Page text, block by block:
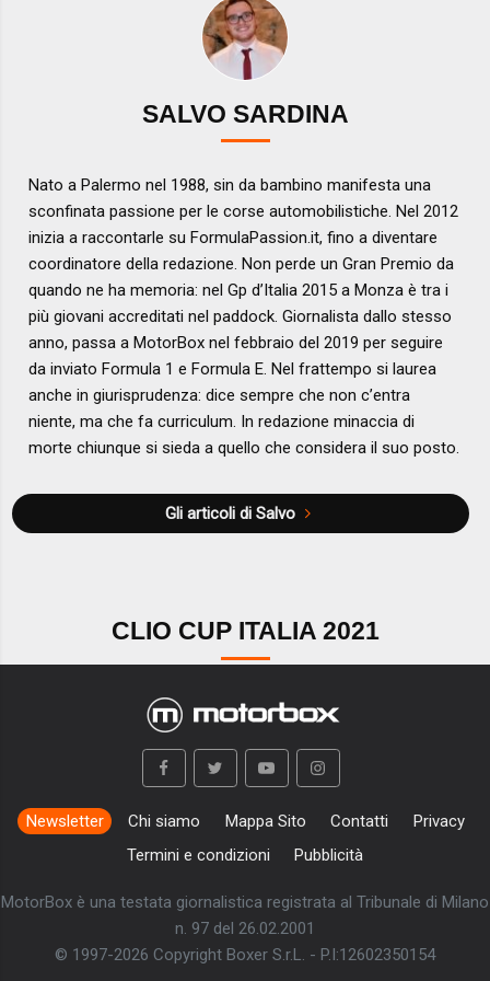
SALVO SARDINA
Nato a Palermo nel 1988, sin da bambino manifesta una
sconfinata passione per le corse automobilistiche. Nel 2012
inizia a raccontarle su FormulaPassion.it, fino a diventare
coordinatore della redazione. Non perde un Gran Premio da
quando ne ha memoria: nel Gp d’Italia 2015 a Monza è tra i
più giovani accreditati nel paddock. Giornalista dallo stesso
anno, passa a MotorBox nel febbraio del 2019 per seguire
da inviato Formula 1 e Formula E. Nel frattempo si laurea
anche in giurisprudenza: dice sempre che non c’entra
niente, ma che fa curriculum. In redazione minaccia di
morte chiunque si sieda a quello che considera il suo posto.
Gli articoli di Salvo
CLIO CUP ITALIA 2021
Newsletter Chi siamo Mappa Sito Contatti
Privacy
Termini e condizioni
Pubblicità
MotorBox è una testata giornalistica registrata al Tribunale di Milano
n. 97 del 26.02.2001
© 1997-2026 Copyright Boxer S.r.L. - P.I:12602350154